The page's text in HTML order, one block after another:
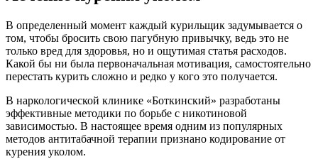
В определенный момент каждый курильщик задумывается о
том, чтобы бросить свою пагубную привычку, ведь это не
только вред для здоровья, но и ощутимая статья расходов.
Какой бы ни была первоначальная мотивация, самостоятельно
перестать курить сложно и редко у кого это получается.
В наркологической клинике «Боткинский» разработаны
эффективные методики по борьбе с никотиновой
зависимостью. В настоящее время одним из популярных
методов антитабачной терапии признано кодирование от
курения уколом.